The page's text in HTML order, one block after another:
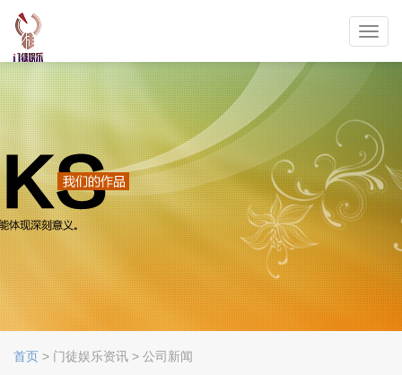
首页 > 门徒娱乐资讯 > 公司新闻